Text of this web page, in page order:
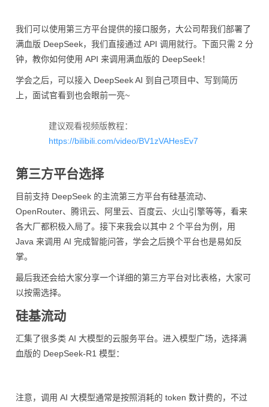
我们可以使用第三方平台提供的接口服务，大公司帮我们部署了
满血版 DeepSeek，我们直接通过 API 调用就行。下面只需 2 分
钟，教你如何使用 API 来调用满血版的 DeepSeek！
学会之后，可以接入 DeepSeek AI 到自己项目中、写到简历
上，面试官看到也会眼前一亮~
建议观看视频版教程：
https://bilibili.com/video/BV1zVAHesEv7
第三方平台选择
目前支持 DeepSeek 的主流第三方平台有硅基流动、
OpenRouter、腾讯云、阿里云、百度云、火山引擎等等，看来
各大厂都积极入局了。接下来我会以其中 2 个平台为例，用
Java 来调用 AI 完成智能问答，学会之后换个平台也是易如反
掌。
最后我还会给大家分享一个详细的第三方平台对比表格，大家可
以按需选择。
硅基流动
汇集了很多类 AI 大模型的云服务平台。进入模型广场，选择满
血版的 DeepSeek-R1 模型：
注意，调用 AI 大模型通常是按照消耗的 token 数计费的，不过